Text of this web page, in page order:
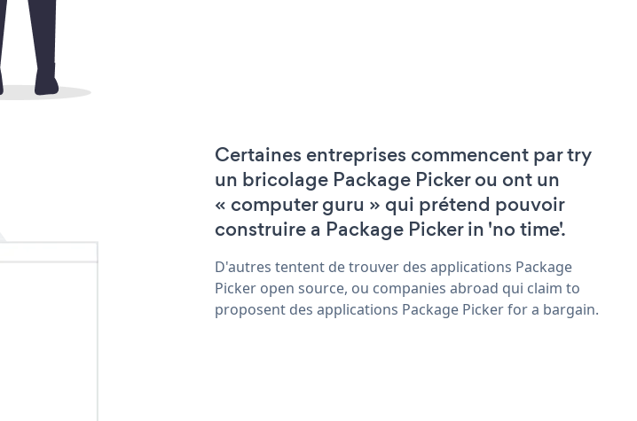
Certaines entreprises commencent par try
un bricolage Package Picker ou ont un
« computer guru » qui prétend pouvoir
construire a Package Picker in 'no time'.
D'autres tentent de trouver des applications Package
Picker open source, ou companies abroad qui claim to
proposent des applications Package Picker for a bargain.